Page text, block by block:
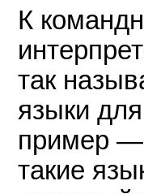
К
так
языки
пример —
такие